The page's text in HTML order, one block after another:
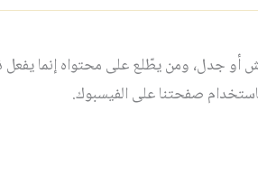
أو جدل، ومن يطّلع على محتواه إنما
صفحتنا على الفيسبوك.